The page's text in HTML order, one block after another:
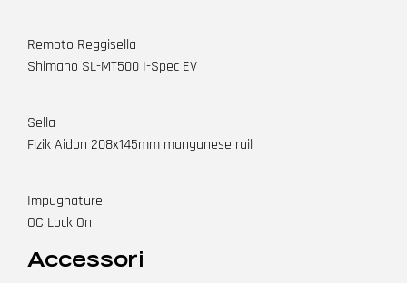
Remoto Reggisella
Shimano SL-MT500 I-Spec EV
Sella
Fizik Aidon 208x145mm manganese rail
Impugnature
OC Lock On
Accessori